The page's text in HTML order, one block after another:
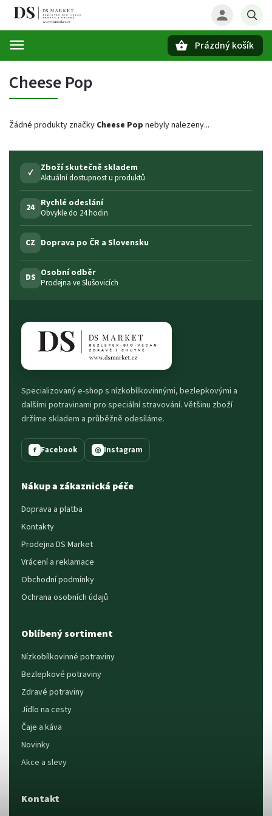
Prázdný košík
Cheese Pop
Žádné produkty značky Cheese Pop nebyly nalezeny...
✓ Zboží skutečně skladem
Aktuální dostupnost u produktů
24 Rychlé odeslání
Obvykle do 24 hodin
CZ Doprava po ČR a Slovensku
DS Osobní odběr
Prodejna ve Slušovicích
Specializovaný e-shop s nízkobílkovinnými, bezlepkovými a
dalšími potravinami pro speciální stravování. Většinu zboží
držíme skladem a průběžně odesíláme.
f Facebook ◎ Instagram
Nákup a zákaznická péče
Doprava a platba
Kontakty
Prodejna DS Market
Vrácení a reklamace
Obchodní podmínky
Ochrana osobních údajů
Oblíbený sortiment
Nízkobílkovinné potraviny
Bezlepkové potraviny
Zdravé potraviny
Jídlo na cesty
Čaje a káva
Novinky
Akce a slevy
Kontakt